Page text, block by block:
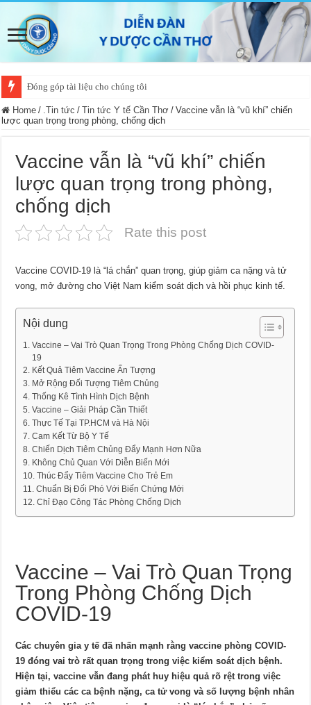
Đóng góp tài liệu cho chúng tôi
Home / .Tin tức / Tin tức Y tế Cần Thơ / Vaccine vẫn là “vũ khí” chiến
lược quan trọng trong phòng, chống dịch
Vaccine vẫn là “vũ khí” chiến
lược quan trọng trong phòng,
chống dịch
Rate this post
Vaccine COVID-19 là “lá chắn” quan trọng, giúp giảm ca nặng và tử
vong, mở đường cho Việt Nam kiểm soát dịch và hồi phục kinh tế.
Nội dung
Vaccine – Vai Trò Quan Trọng Trong Phòng Chống Dịch COVID-
19
Kết Quả Tiêm Vaccine Ấn Tượng
Mở Rộng Đối Tượng Tiêm Chủng
Thống Kê Tình Hình Dịch Bệnh
Vaccine – Giải Pháp Cần Thiết
Thực Tế Tại TP.HCM và Hà Nội
Cam Kết Từ Bộ Y Tế
Chiến Dịch Tiêm Chủng Đẩy Mạnh Hơn Nữa
Không Chủ Quan Với Diễn Biến Mới
Thúc Đẩy Tiêm Vaccine Cho Trẻ Em
Chuẩn Bị Đối Phó Với Biến Chứng Mới
Chỉ Đạo Công Tác Phòng Chống Dịch
Vaccine – Vai Trò Quan Trọng
Trong Phòng Chống Dịch
COVID-19
Các chuyên gia y tế đã nhấn mạnh rằng vaccine phòng COVID-
19 đóng vai trò rất quan trọng trong việc kiểm soát dịch bệnh.
Hiện tại, vaccine vẫn đang phát huy hiệu quả rõ rệt trong việc
giảm thiểu các ca bệnh nặng, ca tử vong và số lượng bệnh nhân